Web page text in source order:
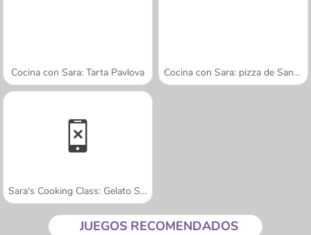
Cocina con Sara: Tarta Pavlova Cocina con Sara: pizza de San Valentín
Sara's Cooking Class: Gelato Sundae
JUEGOS RECOMENDADOS